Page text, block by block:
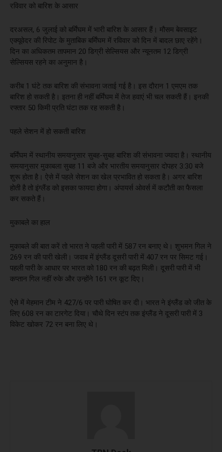
रविवार को बारिश के आसार
दरअसल, 6 जुलाई को बर्मिंघम में भारी बारिश के आसार हैं। मौसम बेवसाइट
एक्यूवेदर की रिपोट के मुताबिक बर्मिंघम में रविवार को दिन में बादल छाए रहेंगे।
दिन का अधिकतम तापमान 20 डिग्री सेल्सियस और न्‍यूनतम 12 डिग्री
सेल्सियस रहने का अनुमान है।
करीब 1 घंटे तक बारिश की संभावना जताई गई है। इस दौरान 1 एमएम तक
बारिश हो सकती है। इतना ही नहीं बर्मिंघम में तेज हवाएं भी चल सकती हैं। इनकी
रफ्तार 50 किमी प्रति घंटा तक रह सकती है।
पहले सेशन में हो सकती बारिश
बर्मिंघम में स्‍थानीय समयानुसार सुबह-सुबह बारिश की संभावना ज्‍यादा है। स्‍थानीय
समयानुसार मुकाबला सुबह 11 बजे और भारतीय समयानुसार दोपहर 3:30 बजे
शुरू होता है। ऐसे में पहले सेशन का खेल प्रभावित हो सकता है। अगर बारिश
होती है तो इंग्‍लैंड को इसका फायदा होगा। अंपायर्स ओवर्स में कटौती का फैसला
कर सकते हैं।
मुकाबले का हाल
मुकाबले की बात करें तो भारत ने पहली पारी में 587 रन बनाए थे। शुभमन गिल ने
269 रन की पारी खेली। जवाब में इंग्‍लैंड दूसरी पारी में 407 रन पर सिमट गई।
पहली पारी के आधार पर भारत को 180 रन की बढ़त मिली। दूसरी पारी में भी
कप्‍तान गिल नहीं रुके और उन्‍होंने 161 रन कूट दिए।
ऐसे में मेहमान टीम ने 427/6 पर पारी घोषित कर दी। भारत ने इंग्‍लैंड को जीत के
लिए 608 रन का टारगेट दिया। चौथे दिन स्‍टंप तक इंग्‍लैंड ने दूसरी पारी में 3
विकेट खोकर 72 रन बना लिए थे।